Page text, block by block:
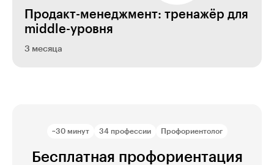
Продакт-менеджмент: тренажёр для
middle-уровня
3 месяца
~30 минут 34 профессии Профориентолог
Бесплатная профориентация